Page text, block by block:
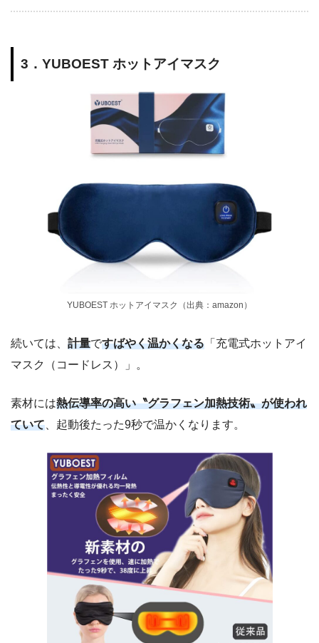
3．YUBOEST ホットアイマスク
YUBOEST ホットアイマスク（出典：amazon）
続いては、 計量ですばやく温かくなる 「充電式ホットアイ
マスク（コードレス）」。
素材には熱伝導率の高い〝グラフェン加熱技術〟が使われ
ていて 、起動後たった9秒で温かくなります。